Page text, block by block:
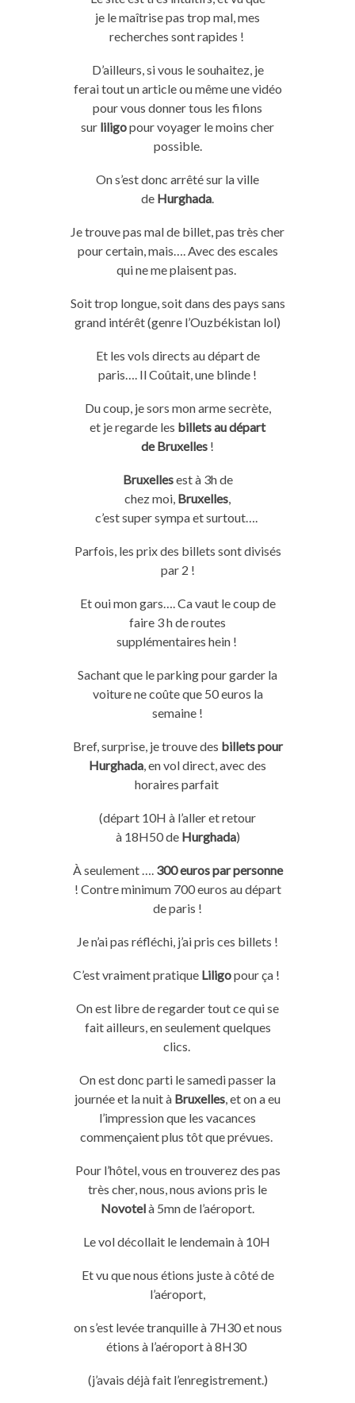
je lemaîtrise pas trop mal, mes
recherches sont rapides !
D’ailleurs, si vous le souhaitez, je
feraitoutun article ou même une vidéo
pour vous donnertous les filons
sur liligopour voyager le moins cher
possible.
On s’est donc arrêté sur la ville
de Hurghada.
Je trouvepas malde billet,pas très cher
pour certain, mais….Avec des escales
qui ne me plaisentpas.
Soittrop longue,soitdans des pays sans
grand intérêt(genre l’Ouzbékistan lol)
Et les vols directs au départ de
paris…. Il Coûtait, une blinde !
Du coup, jesors mon arme secrète,
et jeregarde les billets au départ
deBruxelles !
Bruxellesest à 3hde
chezmoi, Bruxelles,
c’estsupersympaet surtout….
Parfois, les prix des billets sont divisés
par 2 !
Et oui mongars….Ca vaut le coup de
faire 3 h de routes
supplémentaires hein!
Sachant que le parking pour garder la
voiture ne coûte que 50 euros la
semaine !
Bref, surprise, je trouve des billets pour
Hurghada, en vol direct, avec des
horaires parfait
(départ 10H à l’aller et retour
à 18H50de Hurghada)
À seulement …. 300 euros par personne
! Contreminimum700 euros au départ
de paris !
Je n’ai pas réfléchi, j’ai pris ces billets !
C’est vraiment pratique Liligopour ça !
Onest libre de regarder tout ce qui se
fait ailleurs, en seulement quelques
clics.
Onest donc parti le samedi passer la
journée et la nuit à Bruxelles, etona eu
l’impression que les vacances
commençaient plus tôt que prévues.
Pour l’hôtel, vous en trouverez des pas
très cher, nous, nous avions pris le
Novotelà 5mnde l’aéroport.
Le vol décollait le lendemain à 10H
Et vu que nous étions juste à côté de
l’aéroport,
on s’est levée tranquille à 7H30et nous
étions à l’aéroportà8H30
(j’avais déjà fait l’enregistrement.)